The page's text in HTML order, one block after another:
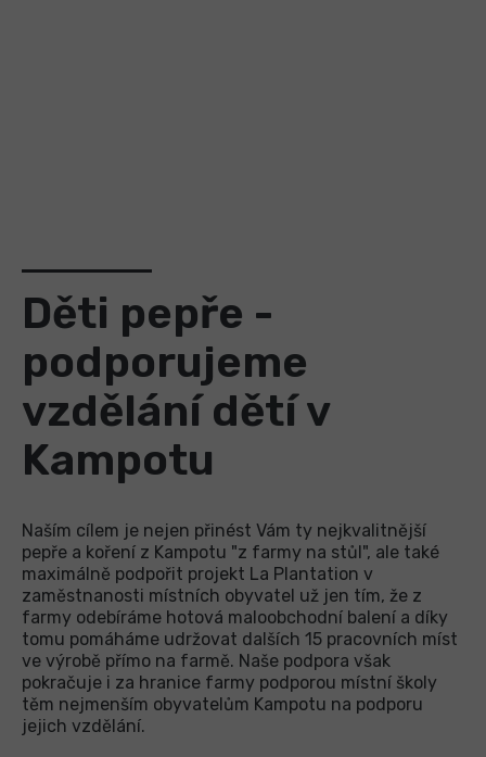
Děti pepře -
podporujeme
vzdělání dětí v
Kampotu
Naším cílem je nejen přinést Vám ty nejkvalitnější
pepře a koření z Kampotu "z farmy na stůl", ale také
maximálně podpořit projekt La Plantation v
zaměstnanosti místních obyvatel už jen tím, že z
farmy odebíráme hotová maloobchodní balení a díky
tomu pomáháme udržovat dalších 15 pracovních míst
ve výrobě přímo na farmě. Naše podpora však
pokračuje i za hranice farmy podporou místní školy
těm nejmenším obyvatelům Kampotu na podporu
jejich vzdělání.